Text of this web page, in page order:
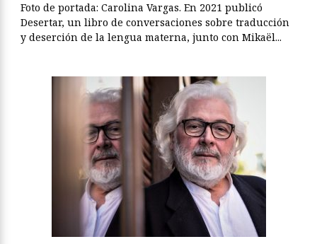
Foto de portada: Carolina Vargas. En 2021 publicó
Desertar, un libro de conversaciones sobre traducción
y deserción de la lengua materna, junto con Mikaël...